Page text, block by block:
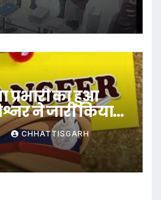
प्रभारी का हुआ
ने जारी किया
CHHATTISGARH